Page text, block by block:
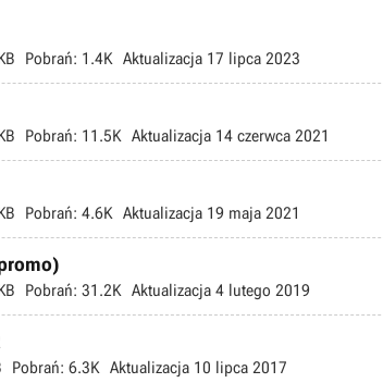
Pobrań: 1.4K Aktualizacja 17 lipca 2023
Pobrań: 11.5K Aktualizacja 14 czerwca 2021
Pobrań: 4.6K Aktualizacja 19 maja 2021
Pobrań: 31.2K Aktualizacja 4 lutego 2019
Pobrań: 6.3K Aktualizacja 10 lipca 2017